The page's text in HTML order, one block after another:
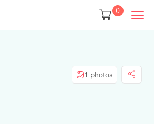
0
1 photos